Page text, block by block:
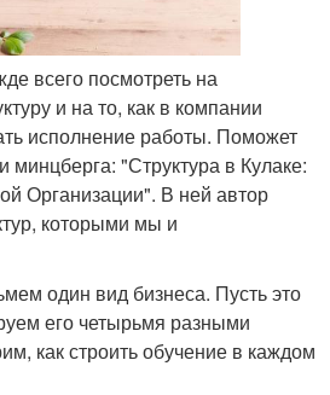
всего посмотреть на
и на то, как в компании
исполнение работы. Поможет
минцберга: "Структура в Кулаке:
Организации". В ней автор
которыми мы и
один вид бизнеса. Пусть это
его четырьмя разными
как строить обучение в каждом